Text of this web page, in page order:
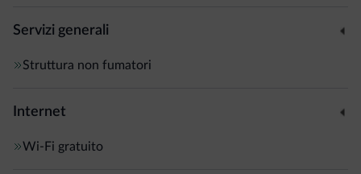
Servizi generali
Struttura non fumatori
Internet
Wi-Fi gratuito